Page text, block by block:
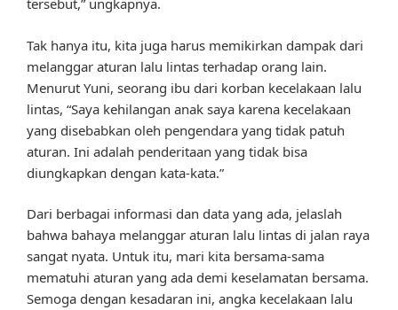
tersebut,” ungkapnya.
Tak hanya itu, kita juga harus memikirkan dampak dari
melanggar aturan lalu lintas terhadap orang lain.
Menurut Yuni, seorang ibu dari korban kecelakaan lalu
lintas, “Saya kehilangan anak saya karena kecelakaan
yang disebabkan oleh pengendara yang tidak patuh
aturan. Ini adalah penderitaan yang tidak bisa
diungkapkan dengan kata-kata.”
Dari berbagai informasi dan data yang ada, jelaslah
bahwa bahaya melanggar aturan lalu lintas di jalan raya
sangat nyata. Untuk itu, mari kita bersama-sama
mematuhi aturan yang ada demi keselamatan bersama.
Semoga dengan kesadaran ini, angka kecelakaan lalu